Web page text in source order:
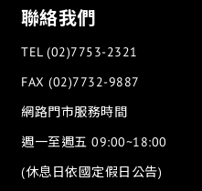
聯絡我們
TEL (02)7753-2321
FAX (02)7732-9887
網路門市服務時間
週一至週五 09:00~18:00
(休息日依國定假日公告)